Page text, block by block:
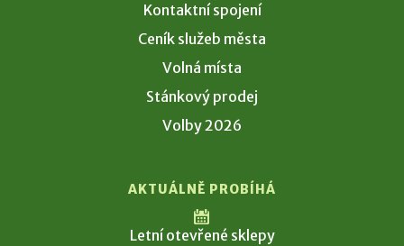
Kontaktní spojení
Ceník služeb města
Volná místa
Stánkový prodej
Volby 2026
AKTUÁLNĚ PROBÍHÁ
Letní otevřené sklepy